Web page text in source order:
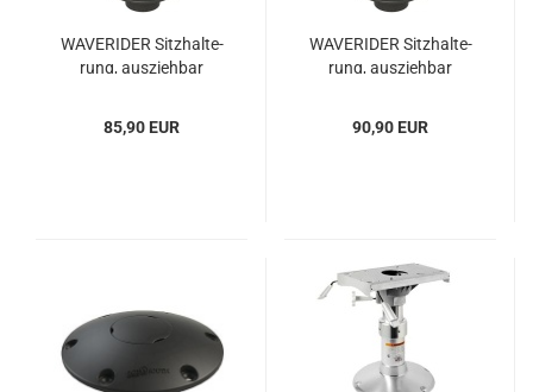
WA­VE­R­I­DER Sitz­hal­te­
rung, aus­zieh­bar
85,90 EUR
WA­VE­R­I­DER Sitz­hal­te­
rung, aus­zieh­bar
90,90 EUR